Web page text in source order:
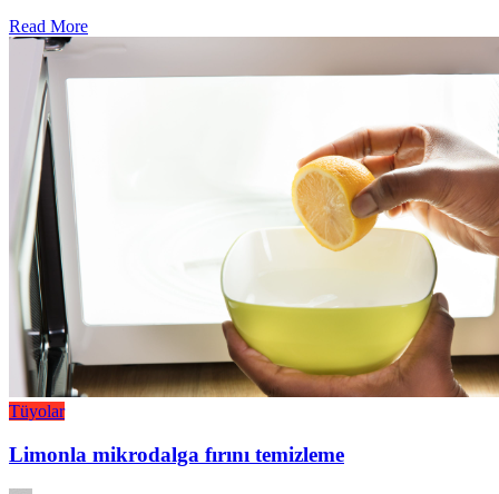
Read More
Tüyolar
Limonla mikrodalga fırını temizleme